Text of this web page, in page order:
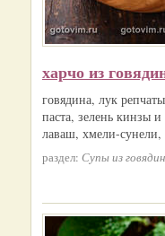
харчо из
говядина, лук
паста, зелень кинзы
лаваш, хмели-сунели,
раздел: Супы из